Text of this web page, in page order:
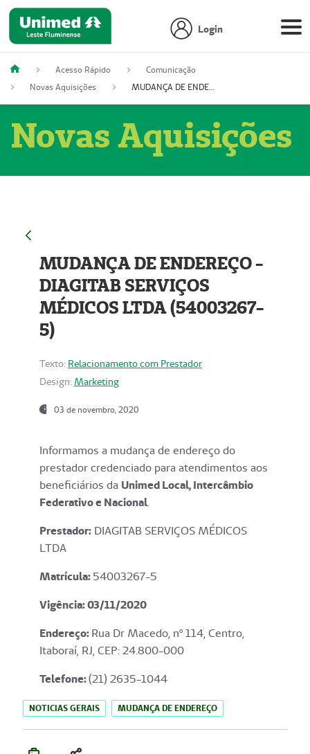
Login
Acesso Rápido
Comunicação
Novas Aquisições
MUDANÇA DE ENDEREÇO - DIAGITAB SERVIÇOS MÉDICOS LTDA (54003267-5)
Novas Aquisições
MUDANÇA DE ENDEREÇO -
DIAGITAB SERVIÇOS
MÉDICOS LTDA (54003267-
5)
Texto: Relacionamento com Prestador
Design: Marketing
03 de novembro, 2020
Informamos a mudança de endereço do
prestador credenciado para atendimentos aos
beneficiários da Unimed Local, Intercâmbio
Federativo e Nacional.
Prestador: DIAGITAB SERVIÇOS MÉDICOS
LTDA
Matrícula:54003267-5
Vigência: 03/11/2020
Endereço:Rua Dr Macedo, nº 114, Centro,
Itaboraí, RJ, CEP: 24.800-000
Telefone:(21) 2635-1044
NOTICIAS GERAIS MUDANÇA DE ENDEREÇO